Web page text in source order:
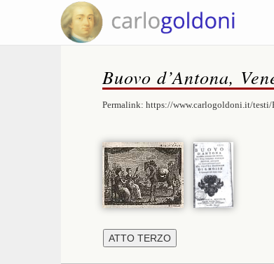
Buovo d’Antona,
Permalink: https://www.carlogoldoni.it/testi/